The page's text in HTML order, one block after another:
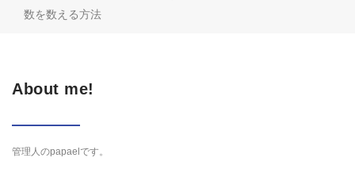
数を数える方法
About me!
管理人のpapaelです。